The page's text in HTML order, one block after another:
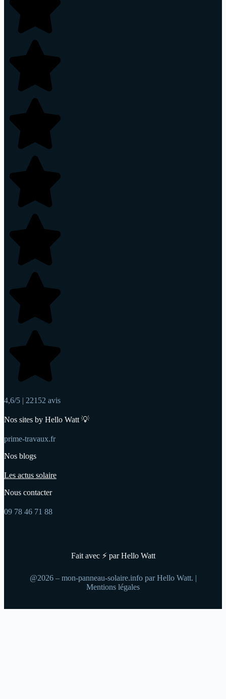
4,6/5 | 22152 avis
Nos sites by Hello Watt 💡
prime-travaux.fr
Nos blogs
Les actus solaire
Nous contacter
09 78 46 71 88
Fait avec ⚡ par Hello Watt
@2026 – mon-panneau-solaire.info par Hello Watt. |
Mentions légales